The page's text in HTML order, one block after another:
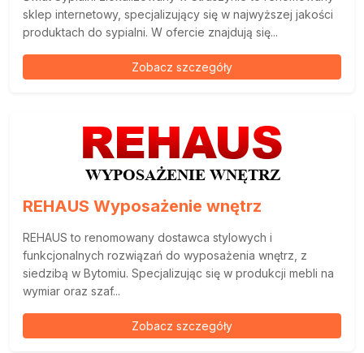
sklep internetowy, specjalizujący się w najwyższej jakości
produktach do sypialni. W ofercie znajdują się...
Zobacz szczegóły
REHAUS Wyposażenie wnętrz
REHAUS to renomowany dostawca stylowych i
funkcjonalnych rozwiązań do wyposażenia wnętrz, z
siedzibą w Bytomiu. Specjalizując się w produkcji mebli na
wymiar oraz szaf...
Zobacz szczegóły